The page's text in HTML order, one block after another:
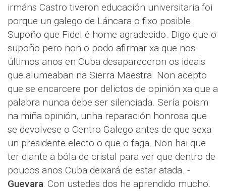
irmáns Castro tiveron educación universitaria foi
porque un galego de Láncara o fixo posible.
Supoño que Fidel é home agradecido. Digo que o
supoño pero non o podo afirmar xa que nos
últimos anos en Cuba desapareceron os ideais
que alumeaban na Sierra Maestra. Non acepto
que se encarcere por delictos de opinión xa que a
palabra nunca debe ser silenciada. Sería poism
na miña opinión, unha reparación honrosa que
se devolvese o Centro Galego antes de que sexa
un presidente electo o que o faga. Non hai que
ter diante a bóla de cristal para ver que dentro de
poucos anos Cuba deixará de estar atada. -
Guevara: Con ustedes dos he aprendido mucho.